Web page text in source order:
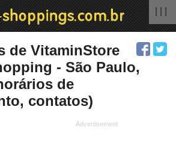
de VitaminStore
- São Paulo,
de
contatos)